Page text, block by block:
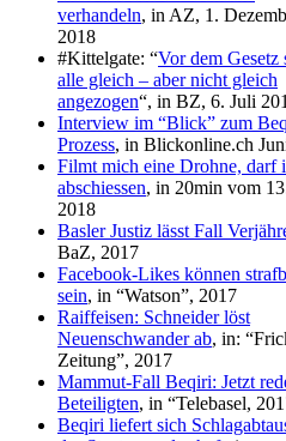
verhandeln, in AZ, 1.
2018
#Kittelgate: “Vor dem Gesetz
alle gleich – aber nicht gleich
angezogen“, in BZ, 6. Juli
Interview im “Blick” zum
Prozess, in Blickonline.ch
Filmt mich eine Drohne, darf
abschiessen, in 20min vom
2018
Basler Justiz lässt Fall
BaZ, 2017
Facebook-Likes können
sein, in “Watson”, 2017
Raiffeisen: Schneider löst
Neuenschwander ab, in:
Zeitung”, 2017
Mammut-Fall Beqiri: Jetzt
Beteiligten, in “Telebasel,
Beqiri liefert sich